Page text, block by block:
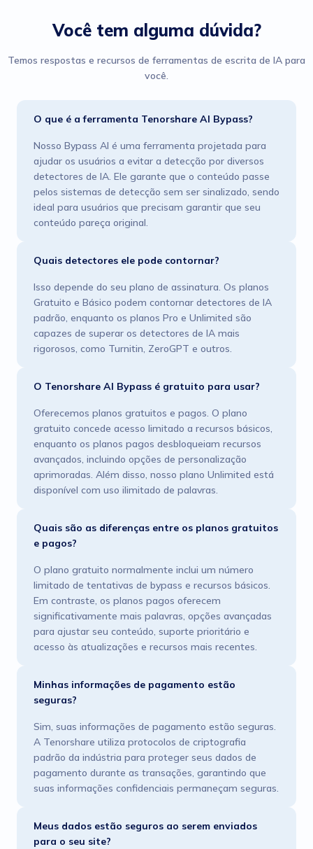
Você tem alguma dúvida?
Temos respostas e recursos de ferramentas de escrita de IA para
você.
O que é a ferramenta Tenorshare AI Bypass?
Nosso Bypass AI é uma ferramenta projetada para
ajudar os usuários a evitar a detecção por diversos
detectores de IA. Ele garante que o conteúdo passe
pelos sistemas de detecção sem ser sinalizado, sendo
ideal para usuários que precisam garantir que seu
conteúdo pareça original.
Quais detectores ele pode contornar?
Isso depende do seu plano de assinatura. Os planos
Gratuito e Básico podem contornar detectores de IA
padrão, enquanto os planos Pro e Unlimited são
capazes de superar os detectores de IA mais
rigorosos, como Turnitin, ZeroGPT e outros.
O Tenorshare AI Bypass é gratuito para usar?
Oferecemos planos gratuitos e pagos. O plano
gratuito concede acesso limitado a recursos básicos,
enquanto os planos pagos desbloqueiam recursos
avançados, incluindo opções de personalização
aprimoradas. Além disso, nosso plano Unlimited está
disponível com uso ilimitado de palavras.
Quais são as diferenças entre os planos gratuitos
e pagos?
O plano gratuito normalmente inclui um número
limitado de tentativas de bypass e recursos básicos.
Em contraste, os planos pagos oferecem
significativamente mais palavras, opções avançadas
para ajustar seu conteúdo, suporte prioritário e
acesso às atualizações e recursos mais recentes.
Minhas informações de pagamento estão
seguras?
Sim, suas informações de pagamento estão seguras.
A Tenorshare utiliza protocolos de criptografia
padrão da indústria para proteger seus dados de
pagamento durante as transações, garantindo que
suas informações confidenciais permaneçam seguras.
Meus dados estão seguros ao serem enviados
para o seu site?